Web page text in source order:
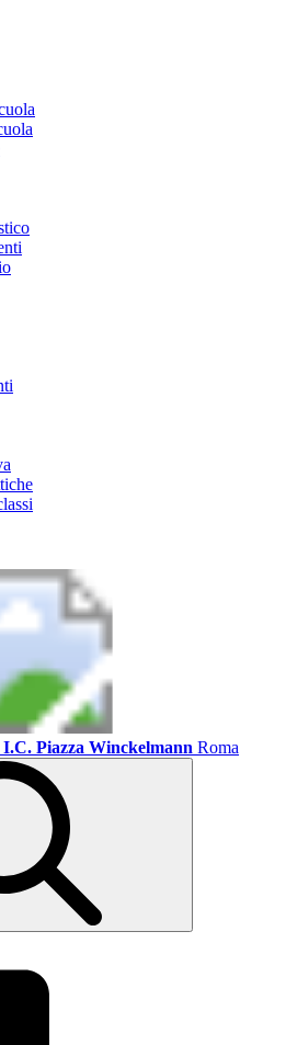
I.C. Piazza Winckelmann Roma